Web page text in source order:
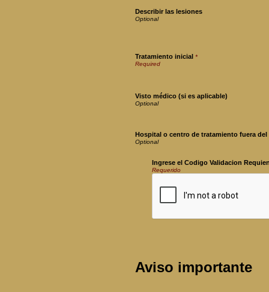
Describir las lesiones
Tratamiento inicial *
Visto médico (si es aplicable)
Hospital o centro de tratamiento fuera
Ingrese el Codigo Validacion
Requerido
Aviso importante